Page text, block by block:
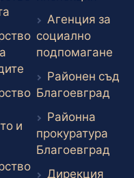
Външен линк
Външен линк
и
линк
Агенция за
социално
подпомагане
Районен съд
Благоевград
Районна
прокуратура
Благоевград
Дирекция